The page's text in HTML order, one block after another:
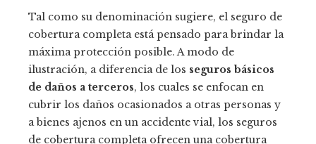
Tal como su denominación sugiere, el seguro de
cobertura completa está pensado para brindar la
máxima protección posible. A modo de
ilustración, a diferencia de los seguros básicos
de daños a terceros, los cuales se enfocan en
cubrir los daños ocasionados a otras personas y
a bienes ajenos en un accidente vial, los seguros
de cobertura completa ofrecen una cobertura